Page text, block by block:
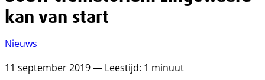
kan van start
Nieuws
11 september 2019 — Leestijd: 1 minuut